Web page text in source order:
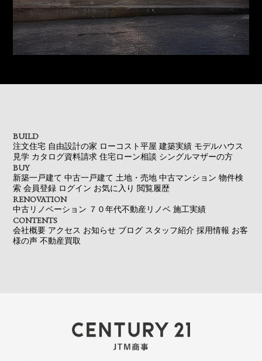
BUILD
注文住宅 自由設計の家 ローコスト平屋 建築実績 モデルハウス
見学 カタログ資料請求 住宅ローン相談 シングルマザーの方
BUY
新築一戸建て 中古一戸建て 土地・売地 中古マンション 物件検
索 会員登録 ログイン お気に入り 閲覧履歴
RENOVATION
中古リノベーション ７０年代不動産リノベ 施工実績
CONTENTS
会社概要 アクセス お知らせ ブログ スタッフ紹介 採用情報 お客
様の声 不動産買取